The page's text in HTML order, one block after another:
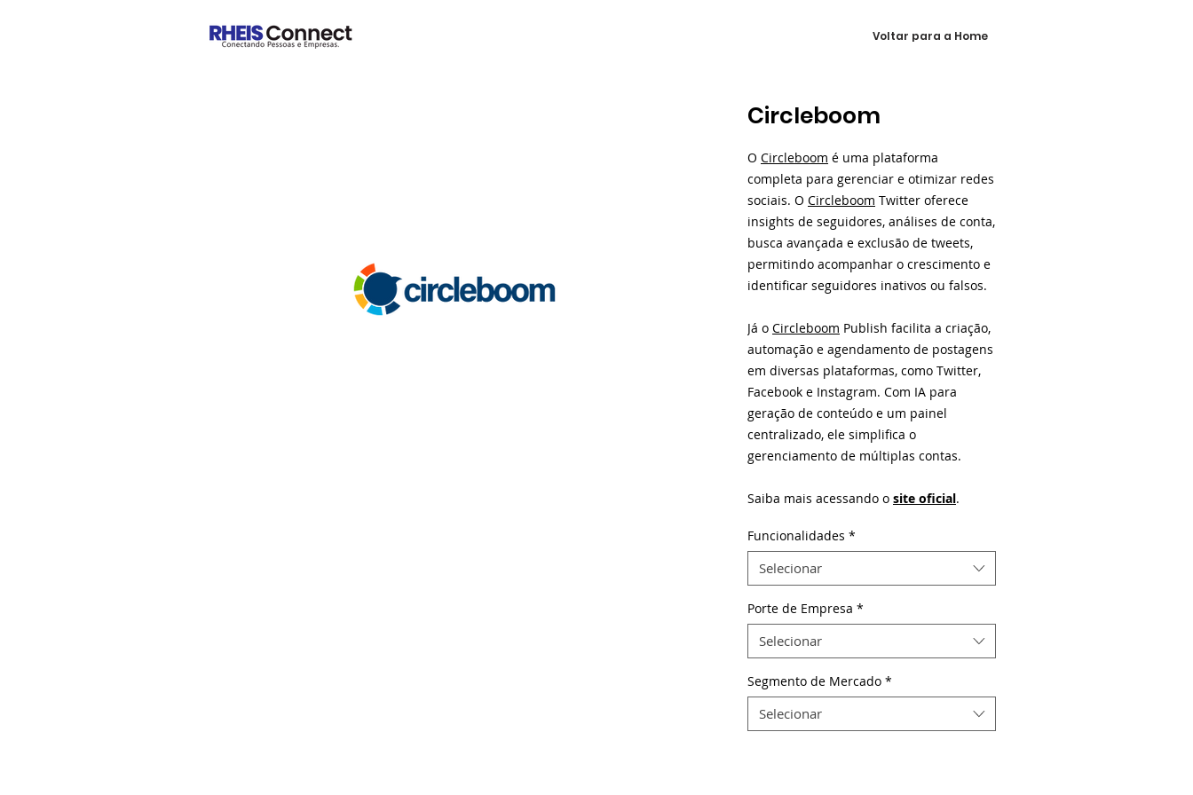
Voltar para a Home
Circleboom
O Circleboom é uma plataforma
completa para gerenciar e otimizar redes
sociais. O Circleboom Twitter oferece
insights de seguidores, análises de conta,
busca avançada e exclusão de tweets,
permitindo acompanhar o crescimento e
identificar seguidores inativos ou falsos.
Já o Circleboom Publish facilita a criação,
automação e agendamento de postagens
em diversas plataformas, como Twitter,
Facebook e Instagram. Com IA para
geração de conteúdo e um painel
centralizado, ele simplifica o
gerenciamento de múltiplas contas.
Saiba mais acessando o site oficial.
Funcionalidades *
Selecionar
Porte de Empresa *
Selecionar
Segmento de Mercado *
Selecionar